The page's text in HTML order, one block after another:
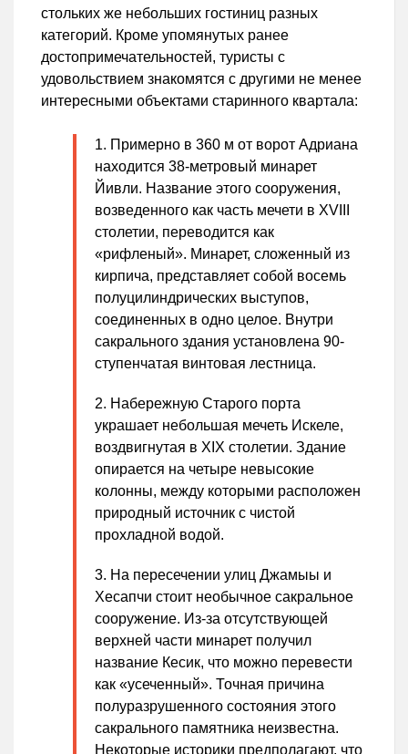
стольких же небольших гостиниц разных
категорий. Кроме упомянутых ранее
достопримечательностей, туристы с
удовольствием знакомятся с другими не менее
интересными объектами старинного квартала:
Примерно в 360 м от ворот Адриана
находится 38-метровый минарет
Йивли. Название этого сооружения,
возведенного как часть мечети в XVIII
столетии, переводится как
«рифленый». Минарет, сложенный из
кирпича, представляет собой восемь
полуцилиндрических выступов,
соединенных в одно целое. Внутри
сакрального здания установлена 90-
ступенчатая винтовая лестница.
Набережную Старого порта
украшает небольшая мечеть Искеле,
воздвигнутая в XIX столетии. Здание
опирается на четыре невысокие
колонны, между которыми расположен
природный источник с чистой
прохладной водой.
На пересечении улиц Джамыы и
Хесапчи стоит необычное сакральное
сооружение. Из-за отсутствующей
верхней части минарет получил
название Кесик, что можно перевести
как «усеченный». Точная причина
полуразрушенного состояния этого
сакрального памятника неизвестна.
Некоторые историки предполагают, что